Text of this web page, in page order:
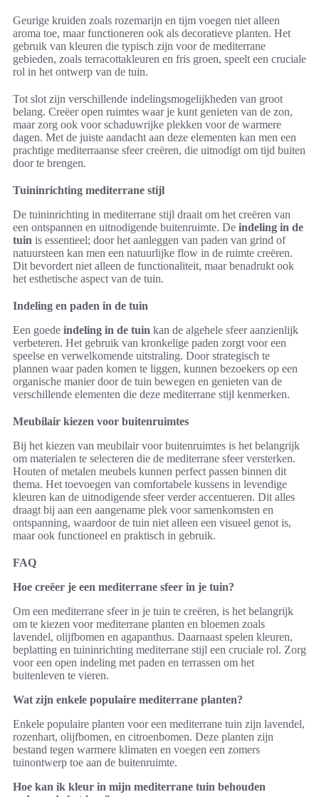
Geurige kruiden zoals rozemarijn en tijm voegen niet alleen
aroma toe, maar functioneren ook als decoratieve planten. Het
gebruik van kleuren die typisch zijn voor de mediterrane
gebieden, zoals terracottakleuren en fris groen, speelt een cruciale
rol in het ontwerp van de tuin.
Tot slot zijn verschillende indelingsmogelijkheden van groot
belang. Creëer open ruimtes waar je kunt genieten van de zon,
maar zorg ook voor schaduwrijke plekken voor de warmere
dagen. Met de juiste aandacht aan deze elementen kan men een
prachtige mediterraanse sfeer creëren, die uitnodigt om tijd buiten
door te brengen.
Tuininrichting mediterrane stijl
De tuininrichting in mediterrane stijl draait om het creëren van
een ontspannen en uitnodigende buitenruimte. De indeling in de
tuin is essentieel; door het aanleggen van paden van grind of
natuursteen kan men een natuurlijke flow in de ruimte creëren.
Dit bevordert niet alleen de functionaliteit, maar benadrukt ook
het esthetische aspect van de tuin.
Indeling en paden in de tuin
Een goede indeling in de tuin kan de algehele sfeer aanzienlijk
verbeteren. Het gebruik van kronkelige paden zorgt voor een
speelse en verwelkomende uitstraling. Door strategisch te
plannen waar paden komen te liggen, kunnen bezoekers op een
organische manier door de tuin bewegen en genieten van de
verschillende elementen die deze mediterrane stijl kenmerken.
Meubilair kiezen voor buitenruimtes
Bij het kiezen van meubilair voor buitenruimtes is het belangrijk
om materialen te selecteren die de mediterrane sfeer versterken.
Houten of metalen meubels kunnen perfect passen binnen dit
thema. Het toevoegen van comfortabele kussens in levendige
kleuren kan de uitnodigende sfeer verder accentueren. Dit alles
draagt bij aan een aangename plek voor samenkomsten en
ontspanning, waardoor de tuin niet alleen een visueel genot is,
maar ook functioneel en praktisch in gebruik.
FAQ
Hoe creëer je een mediterrane sfeer in je tuin?
Om een mediterrane sfeer in je tuin te creëren, is het belangrijk
om te kiezen voor mediterrane planten en bloemen zoals
lavendel, olijfbomen en agapanthus. Daarnaast spelen kleuren,
beplatting en tuininrichting mediterrane stijl een cruciale rol. Zorg
voor een open indeling met paden en terrassen om het
buitenleven te vieren.
Wat zijn enkele populaire mediterrane planten?
Enkele populaire planten voor een mediterrane tuin zijn lavendel,
rozenhart, olijfbomen, en citroenbomen. Deze planten zijn
bestand tegen warmere klimaten en voegen een zomers
tuinontwerp toe aan de buitenruimte.
Hoe kan ik kleur in mijn mediterrane tuin behouden